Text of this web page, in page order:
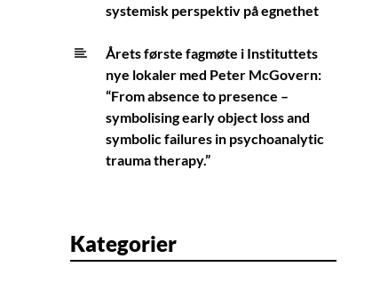
systemisk perspektiv på egnethet
Årets første fagmøte i Instituttets
nye lokaler med Peter McGovern:
“From absence to presence –
symbolising early object loss and
symbolic failures in psychoanalytic
trauma therapy.”
Kategorier